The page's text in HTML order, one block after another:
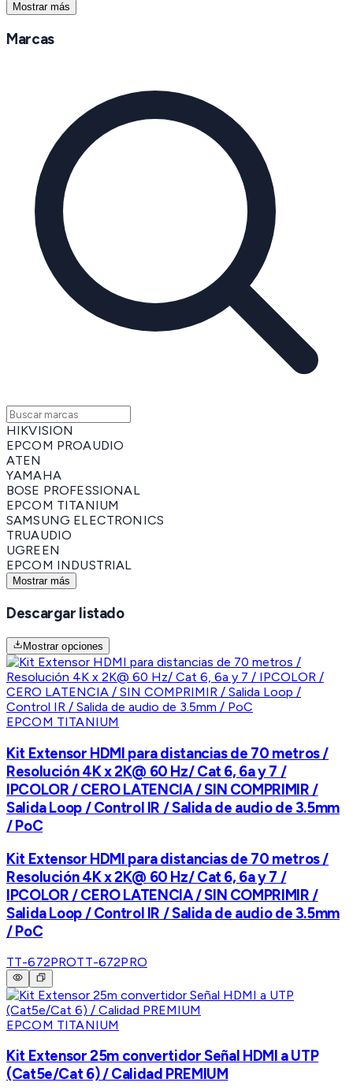
Mostrar más
Marcas
HIKVISION
EPCOM PROAUDIO
ATEN
YAMAHA
BOSE PROFESSIONAL
EPCOM TITANIUM
SAMSUNG ELECTRONICS
TRUAUDIO
UGREEN
EPCOM INDUSTRIAL
Mostrar más
Descargar listado
Mostrar opciones
EPCOM TITANIUM
Kit Extensor HDMI para distancias de 70 metros /
Resolución 4K x 2K@ 60 Hz/ Cat 6, 6a y 7 /
IPCOLOR / CERO LATENCIA / SIN COMPRIMIR /
Salida Loop / Control IR / Salida de audio de 3.5mm
/ PoC
Kit Extensor HDMI para distancias de 70 metros /
Resolución 4K x 2K@ 60 Hz/ Cat 6, 6a y 7 /
IPCOLOR / CERO LATENCIA / SIN COMPRIMIR /
Salida Loop / Control IR / Salida de audio de 3.5mm
/ PoC
TT-672PROTT-672PRO
EPCOM TITANIUM
Kit Extensor 25m convertidor Señal HDMI a UTP
(Cat5e/Cat 6) / Calidad PREMIUM